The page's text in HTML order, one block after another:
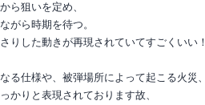
ら狙いを定め、
がら時期を待つ。
りした動きが再現されていてすごくいい！
る仕様や、被弾場所によって起こる火災、
かりと表現されております故、